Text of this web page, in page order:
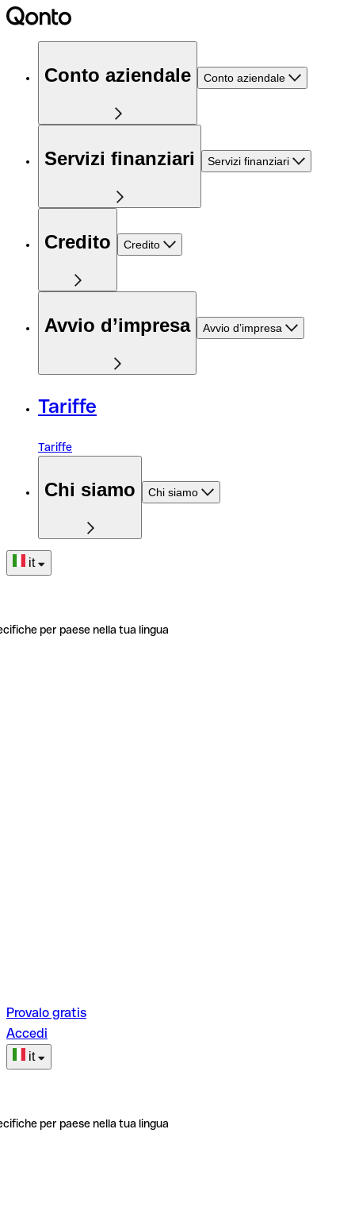
Conto aziendale Conto aziendale
Servizi finanziari Servizi finanziari
Credito Credito
Avvio d’impresa Avvio d’impresa
Tariffe
Tariffe
Chi siamo Chi siamo
it
per paese nella tua lingua
Provalo gratis
Accedi
it
per paese nella tua lingua